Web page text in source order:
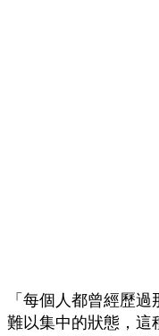
「每個人都曾經歷
難以集中的狀態，這